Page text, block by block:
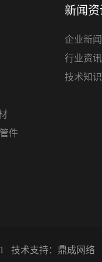
件
新闻
企业新闻
行业资讯
技术知识
技术支持： 鼎成网络